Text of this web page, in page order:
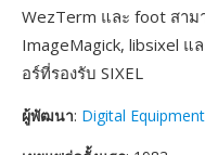
WezTerm และ foot สาม
ImageMagick, libsixel แ
อร์ที่รองรับ SIXEL
ผู้พัฒนา: Digital